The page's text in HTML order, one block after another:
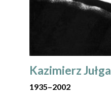
Kazimierz Jułga
1935–2002